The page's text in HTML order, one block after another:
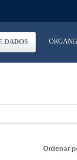
DADOS
Ordenar